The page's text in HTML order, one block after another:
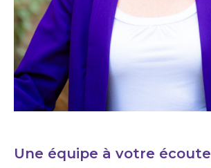
Une équipe à votre écoute